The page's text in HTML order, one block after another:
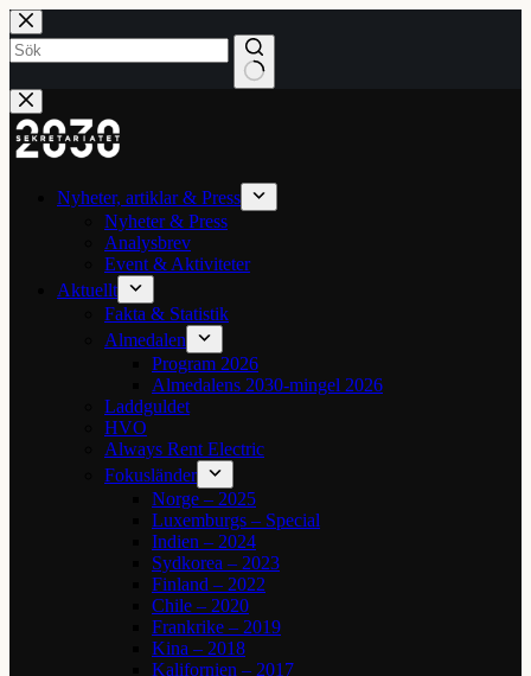
Hoppa
till
innehåll
Inga
resultat
Nyheter, artiklar & Press
Nyheter & Press
Analysbrev
Event & Aktiviteter
Aktuellt
Fakta & Statistik
Almedalen
Program 2026
Almedalens 2030-mingel 2026
Laddguldet
HVO
Always Rent Electric
Fokusländer
Norge – 2025
Luxemburgs – Special
Indien – 2024
Sydkorea – 2023
Finland – 2022
Chile – 2020
Frankrike – 2019
Kina – 2018
Kalifornien – 2017